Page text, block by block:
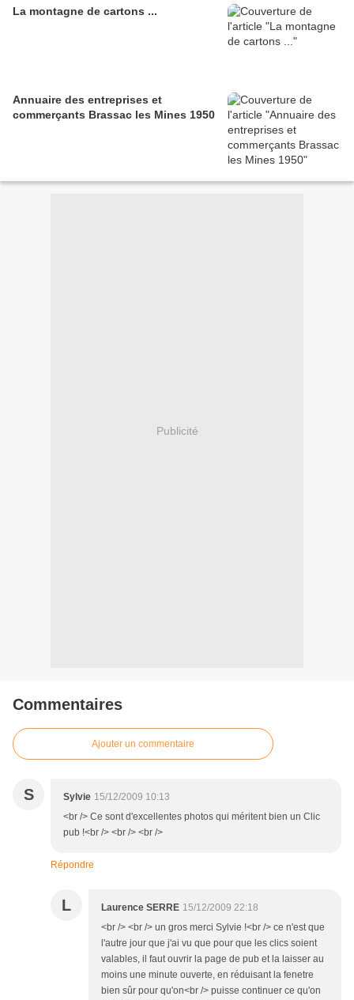
La montagne de cartons ...
Annuaire des entreprises et
commerçants Brassac les Mines 1950
Publicité
Commentaires
Ajouter un commentaire
S Sylvie 15/12/2009 10:13
<br /> Ce sont d'excellentes photos qui méritent bien un Clic
pub !<br /> <br /> <br />
Répondre
L Laurence SERRE 15/12/2009 22:18
<br /> <br /> un gros merci Sylvie !<br /> ce n'est que
l'autre jour que j'ai vu que pour que les clics soient
valables, il faut ouvrir la page de pub et la laisser au
moins une minute ouverte, en réduisant la fenetre
bien sûr pour qu'on<br /> puisse continuer ce qu'on